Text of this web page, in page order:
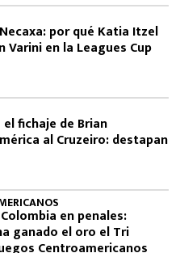
por qué Katia Itzel
Varini en la Leagues Cup
fichaje de Brian
al Cruzeiro: destapan
en penales:
ganado el oro el Tri